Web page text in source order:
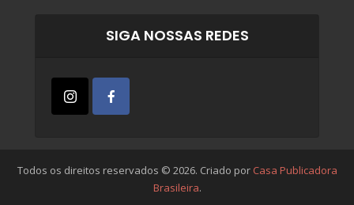
SIGA NOSSAS REDES
Todos os direitos reservados © 2026. Criado por Casa Publicadora
Brasileira.